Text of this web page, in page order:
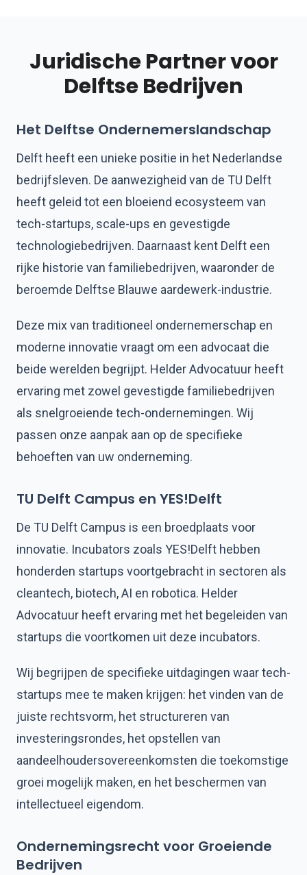
Juridische Partner voor
Delftse Bedrijven
Het Delftse Ondernemerslandschap
Delft heeft een unieke positie in het Nederlandse
bedrijfsleven. De aanwezigheid van de TU Delft
heeft geleid tot een bloeiend ecosysteem van
tech-startups, scale-ups en gevestigde
technologiebedrijven. Daarnaast kent Delft een
rijke historie van familiebedrijven, waaronder de
beroemde Delftse Blauwe aardewerk-industrie.
Deze mix van traditioneel ondernemerschap en
moderne innovatie vraagt om een advocaat die
beide werelden begrijpt. Helder Advocatuur heeft
ervaring met zowel gevestigde familiebedrijven
als snelgroeiende tech-ondernemingen. Wij
passen onze aanpak aan op de specifieke
behoeften van uw onderneming.
TU Delft Campus en YES!Delft
De TU Delft Campus is een broedplaats voor
innovatie. Incubators zoals YES!Delft hebben
honderden startups voortgebracht in sectoren als
cleantech, biotech, AI en robotica. Helder
Advocatuur heeft ervaring met het begeleiden van
startups die voortkomen uit deze incubators.
Wij begrijpen de specifieke uitdagingen waar tech-
startups mee te maken krijgen: het vinden van de
juiste rechtsvorm, het structureren van
investeringsrondes, het opstellen van
aandeelhoudersovereenkomsten die toekomstige
groei mogelijk maken, en het beschermen van
intellectueel eigendom.
Ondernemingsrecht voor Groeiende
Bedrijven